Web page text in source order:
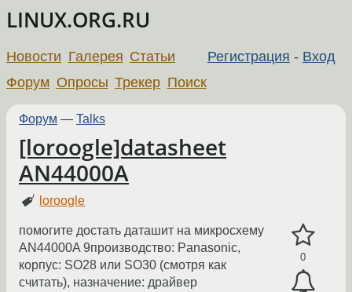
LINUX.ORG.RU
Регистрация - Вход
Новости Галерея Статьи
Форум Опросы Трекер Поиск
Форум — Talks
[loroogle]datasheet
AN44000A
loroogle
0
помогите достать даташит на микросхему
AN44000A 9производство: Panasonic,
корпус: SO28 или SO30 (смотря как
считать), назначение: драйвер